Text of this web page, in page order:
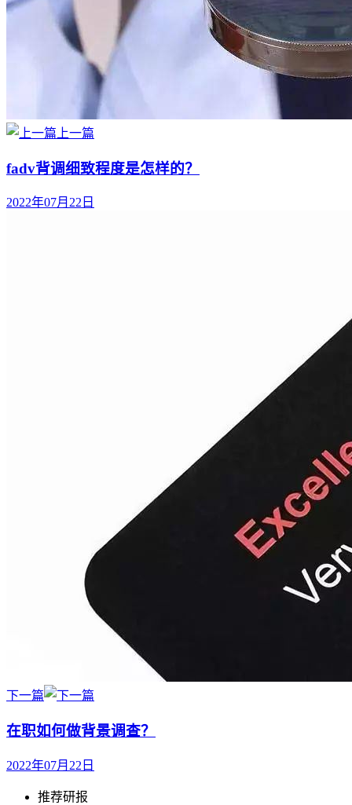
上一篇
fadv背调细致程度是怎样的？
2022年07月22日
下一篇
在职如何做背景调查？
2022年07月22日
推荐研报